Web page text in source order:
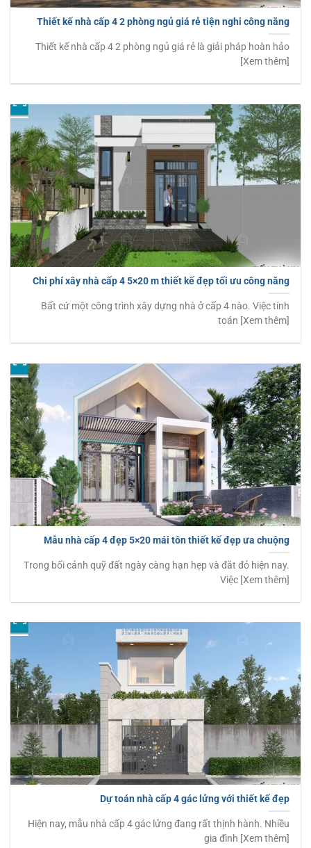
Thiết kế nhà cấp 4 2 phòng ngủ giá rẻ tiện nghi công năng
Thiết kế nhà cấp 4 2 phòng ngủ giá rẻ là giải pháp hoàn hảo
[Xem thêm]
Chi phí xây nhà cấp 4 5×20 m thiết kế đẹp tối ưu công năng
Bất cứ một công trình xây dựng nhà ở cấp 4 nào. Việc tính
toán [Xem thêm]
Mẫu nhà cấp 4 đẹp 5×20 mái tôn thiết kế đẹp ưa chuộng
Trong bối cảnh quỹ đất ngày càng hạn hẹp và đắt đỏ hiện nay.
Việc [Xem thêm]
Dự toán nhà cấp 4 gác lửng với thiết kế đẹp
Hiện nay, mẫu nhà cấp 4 gác lửng đang rất thịnh hành. Nhiều
gia đình [Xem thêm]